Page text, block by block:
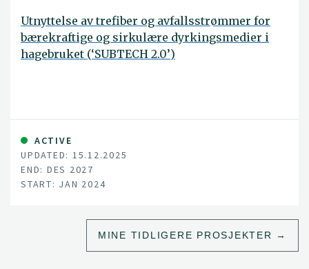
Utnyttelse av trefiber og avfallsstrømmer for
bærekraftige og sirkulære dyrkingsmedier i
hagebruket (‘SUBTECH 2.0’)
ACTIVE
UPDATED: 15.12.2025
END: DES 2027
START: JAN 2024
MINE TIDLIGERE PROSJEKTER